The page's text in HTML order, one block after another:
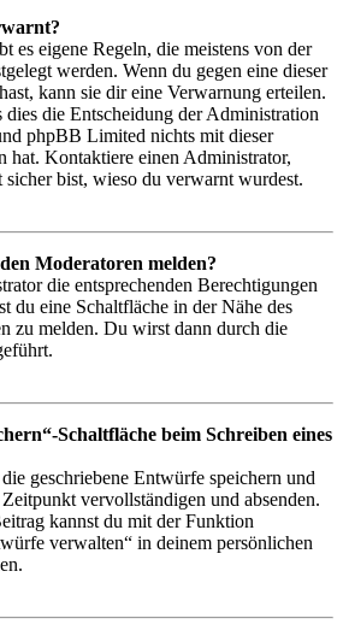
es eigene Regeln, die meistens von der
werden. Wenn du gegen eine dieser
kann sie dir eine Verwarnung erteilen.
dies die Entscheidung der Administration
phpBB Limited nichts mit dieser
hat. Kontaktiere einen Administrator,
sicher bist, wieso du verwarnt wurdest.
Moderatoren melden?
die entsprechenden Berechtigungen
du eine Schaltfläche in der Nähe des
zu melden. Du wirst dann durch die
Schaltfläche beim Schreiben eines
geschriebene Entwürfe speichern und
vervollständigen und absenden.
kannst du mit der Funktion
verwalten“ in deinem persönlichen